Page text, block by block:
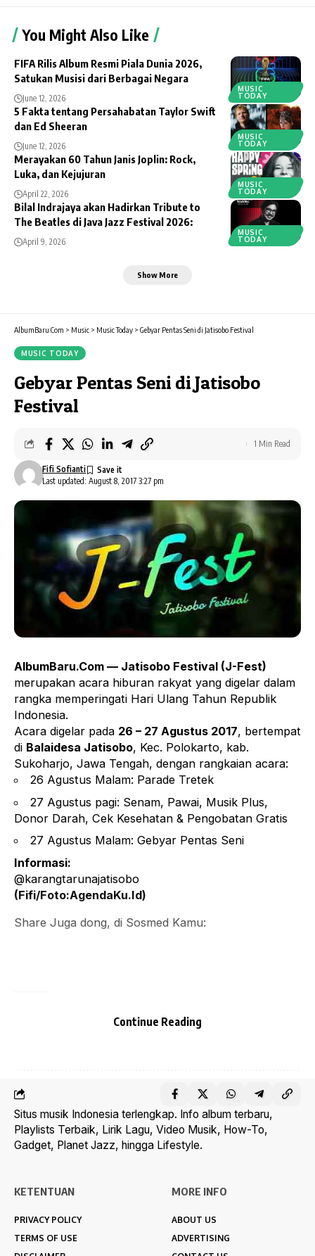
You Might Also Like
MUSIC
TODAY
FIFA Rilis Album Resmi Piala Dunia 2026,
Satukan Musisi dari Berbagai Negara
June 12, 2026
MUSIC
TODAY
5 Fakta tentang Persahabatan Taylor Swift
dan Ed Sheeran
June 12, 2026
MUSIC
TODAY
Merayakan 60 Tahun Janis Joplin: Rock,
Luka, dan Kejujuran
April 22, 2026
MUSIC
TODAY
Bilal Indrajaya akan Hadirkan Tribute to
The Beatles di Java Jazz Festival 2026:
April 9, 2026
Show More
AlbumBaru.Com > Music > Music Today > Gebyar Pentas Seni di Jatisobo Festival
MUSIC TODAY
Gebyar Pentas Seni di Jatisobo
Festival
Last updated: August 8, 2017 3:27 pm
Fifi Sofianti
1 Min Read
AlbumBaru.Com — Jatisobo Festival (J-Fest)
merupakan acara hiburan rakyat yang digelar dalam
rangka memperingati Hari Ulang Tahun Republik
Indonesia.
Acara digelar pada 26 – 27 Agustus 2017, bertempat
di Balaidesa Jatisobo, Kec. Polokarto, kab.
Sukoharjo, Jawa Tengah, dengan rangkaian acara:
26 Agustus Malam: Parade Tretek
27 Agustus pagi: Senam, Pawai, Musik Plus,
Donor Darah, Cek Kesehatan & Pengobatan Gratis
27 Agustus Malam: Gebyar Pentas Seni
Informasi:
@karangtarunajatisobo
(Fifi/Foto:AgendaKu.Id)
Share Juga dong, di Sosmed Kamu:
Balaidesa Jatisobo Gebyar Pentas Seni
Continue Reading
Situs musik Indonesia terlengkap. Info album terbaru,
Playlists Terbaik, Lirik Lagu, Video Musik, How-To,
Gadget, Planet Jazz, hingga Lifestyle.
KETENTUAN
PRIVACY POLICY
TERMS OF USE
MORE INFO
ABOUT US
ADVERTISING